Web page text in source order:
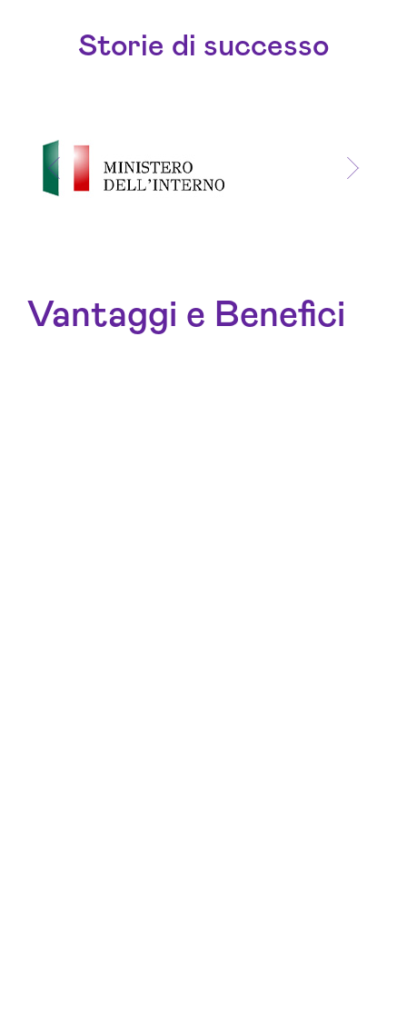
Storie di successo
Vantaggi e Benefici